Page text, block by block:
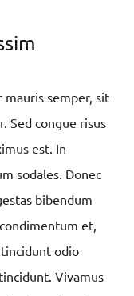
semper, sit
Sed congue risus
est. In
sodales. Donec
bibendum
et,
odio
Vivamus